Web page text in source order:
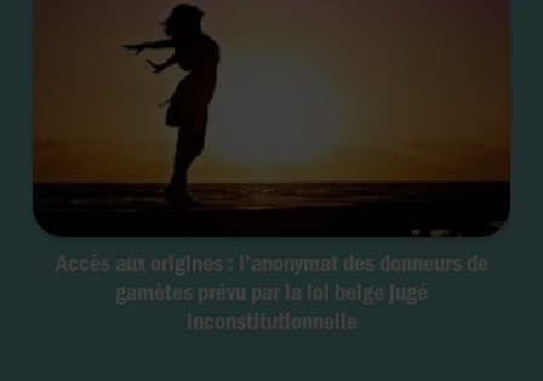
Accès aux origines : l’anonymat des donneurs de
gamètes prévu par la loi belge jugé
inconstitutionnelle